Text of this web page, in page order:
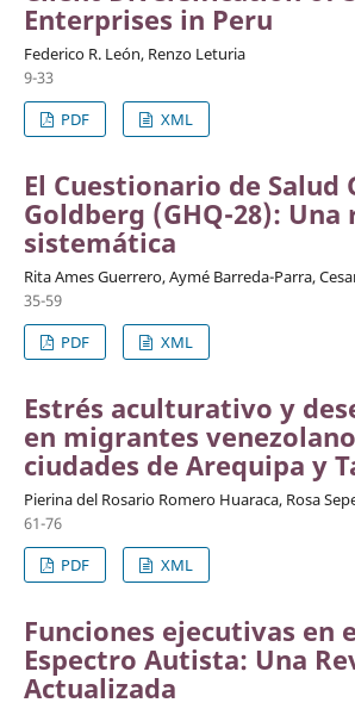
Enterprises in Peru
Federico R. León, Renzo Leturia
9-33
PDF
XML
El Cuestionario de Salud
Goldberg (GHQ-28): Una
sistemática
Rita Ames Guerrero, Aymé Barreda-Parra,
35-59
PDF
XML
Estrés aculturativo y
en migrantes
ciudades de Arequipa y
Pierina del Rosario Romero Huaraca, Rosa
61-76
PDF
XML
Funciones ejecutivas en
Espectro Autista: Una
Actualizada